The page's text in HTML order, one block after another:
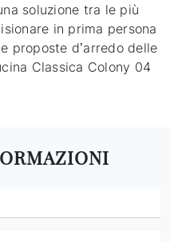
soluzione tra le più
in prima persona
proposte d’arredo delle
Classica Colony 04